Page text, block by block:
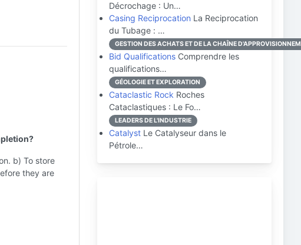
b) To store
they are
Décrochage : Un…
Casing Reciprocation La Reciprocation
du Tubage : …
GESTION DES ACHATS ET DE LA CHAÎNE
Bid Qualifications Comprendre les
qualifications…
GÉOLOGIE ET EXPLORATION
Cataclastic Rock Roches
Cataclastiques : Le Fo…
LEADERS DE L'INDUSTRIE
Catalyst Le Catalyseur dans le
Pétrole…